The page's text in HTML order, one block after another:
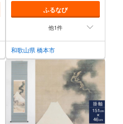
ふるなび
他1件
和歌山県 橋本市